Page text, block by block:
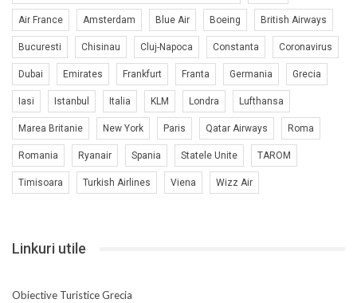
Air France Amsterdam Blue Air Boeing British Airways
Bucuresti Chisinau Cluj-Napoca Constanta Coronavirus
Dubai Emirates Frankfurt Franta Germania Grecia
Iasi Istanbul Italia KLM Londra Lufthansa
Marea Britanie New York Paris Qatar Airways Roma
Romania Ryanair Spania Statele Unite TAROM
Timisoara Turkish Airlines Viena Wizz Air
Linkuri utile
Obiective Turistice Grecia